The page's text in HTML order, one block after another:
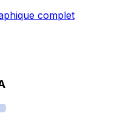
complet